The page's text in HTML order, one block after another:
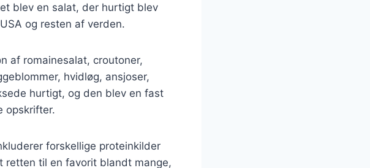
blev en salat, der hurtigt blev
og resten af verden.
af romainesalat, croutoner,
hvidløg, ansjoser,
hurtigt, og den blev en fast
opskrifter.
forskellige proteinkilder
retten til en favorit blandt mange,